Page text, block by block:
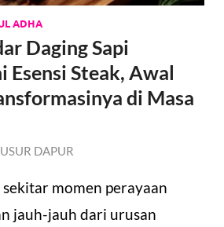
ADHA
Daging Sapi
Esensi Steak, Awal
di Masa
DAPUR
momen perayaan
jauh-jauh dari urusan